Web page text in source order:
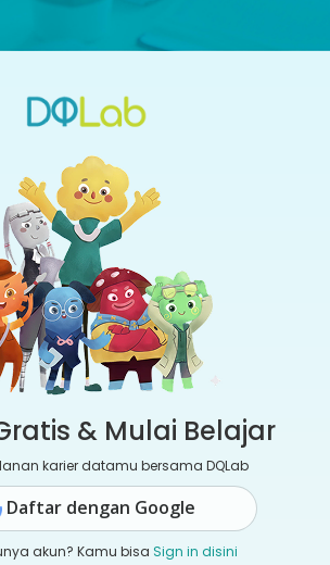
& Mulai Belajar
karier datamu bersama DQLab
Daftar dengan Google
akun? Kamu bisa Sign in disini